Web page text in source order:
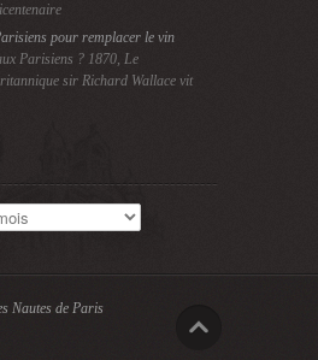
pour remplacer le vin
Parisiens ? 1870, Le
sir Richard Wallace vit
Nautes de Paris